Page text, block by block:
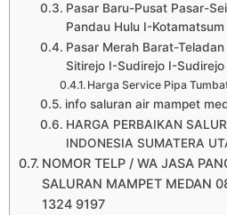
Pasar Baru-Pusat Pasar-
Pandau Hulu I-
Pasar Merah Barat-
Sitirejo I-Sudirejo I-Sudirejo
Harga Service Pipa
info saluran air mampet
HARGA PERBAIKAN
INDONESIA SUMATERA
NOMOR TELP / WA JASA
SALURAN MAMPET MEDAN
1324 9197